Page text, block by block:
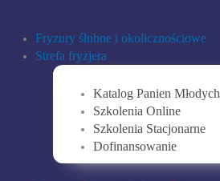
treści
Fryzury ślubne i okolicznościowe
Strefa fryzjera
Katalog Panien Młodych
Szkolenia Online
Szkolenia Stacjonarne
Dofinansowanie